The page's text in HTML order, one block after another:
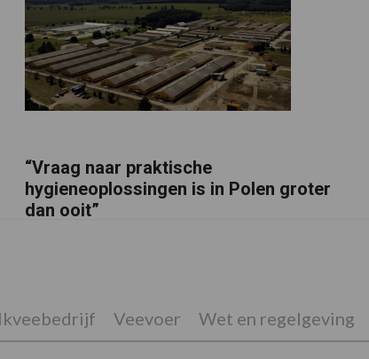
“Vraag naar praktische
hygieneoplossingen is in Polen groter
dan ooit”
Veevoer Wet en regelgeving